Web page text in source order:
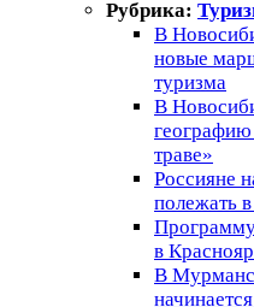
Рубрика:
В
новые
туризма
В
географию
траве»
Россияне
полежать
в
В